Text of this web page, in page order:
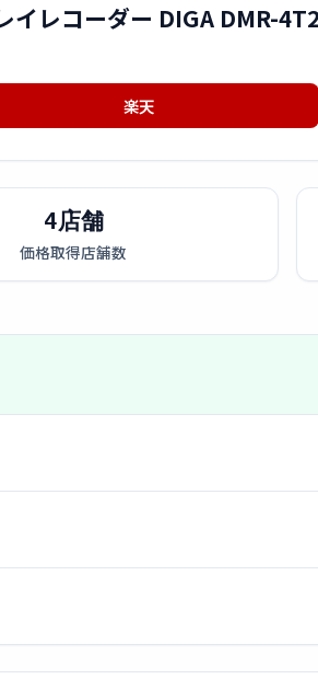
イレコーダー DIGA DMR-
楽天
4店舗
価格取得店舗数